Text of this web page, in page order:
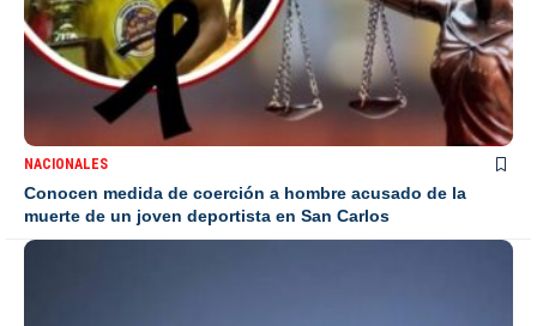
NACIONALES
Conocen medida de coerción a hombre acusado de la
muerte de un joven deportista en San Carlos